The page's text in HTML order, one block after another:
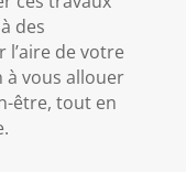
des
de votre
à vous allouer
être, tout en